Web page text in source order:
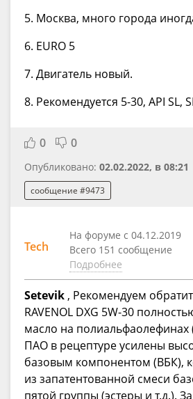
5. Москва, много города
6. EURO 5
7. Двигатель новый.
8. Рекомендуется 5-30, API SL,
0 0
Опубликовано: 02.02.2022, в 08:21
сообщение #9473
Tech
На форуме с 04.12.2019
Всего 151 сообщение
Подробнее
Setevik , Рекомендуем
RAVENOL DXG 5W-30
масло на
ПАО в рецептуре усилены
базовым компонентом (ВБК),
из запатентованной смеси
пятой группы (эстеры и т.д.).